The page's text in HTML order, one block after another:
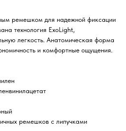
ремешком для надежной фиксации
технология ExoLight,
легкость. Анатомическая форма
и комфортные ощущения.
ремешков с липучками